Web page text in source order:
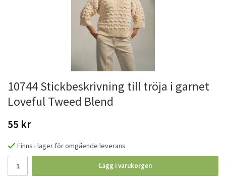
10744 Stickbeskrivning till tröja i garnet
Loveful Tweed Blend
55 kr
Finns i lager för omgående leverans
Lägg i varukorgen